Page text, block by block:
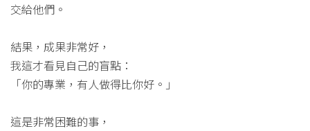
交給他們。
結果，成果非常好，
我這才看見自己的盲點：
「你的專業，有人做得比你好。」
這是非常困難的事，